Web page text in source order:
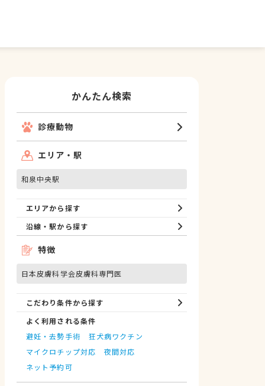
かんたん検索
診療動物
エリア・駅
和泉中央駅
エリアから探す
沿線・駅から探す
特徴
日本皮膚科学会皮膚科専門医
こだわり条件から探す
よく利用される条件
避妊・去勢手術
狂犬病ワクチン
マイクロチップ対応
夜間対応
ネット予約可